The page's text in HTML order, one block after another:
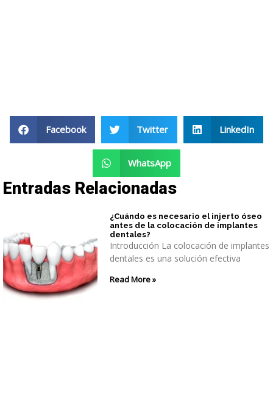
Facebook Twitter LinkedIn
WhatsApp
Entradas Relacionadas
¿Cuándo es necesario el injerto óseo
antes de la colocación de implantes
dentales?
Introducción La colocación de implantes
dentales es una solución efectiva
Read More »